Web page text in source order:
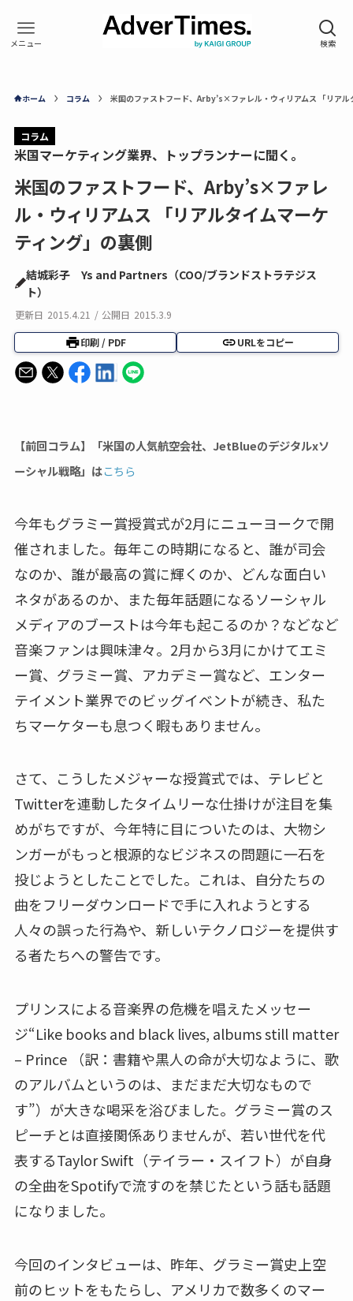
ホーム コラム 米国のファストフード、Arby’s×ファレル・ウィリアムス 「リアル
コラム
米国マーケティング業界、トップランナーに聞く。
米国のファストフード、Arby’s×ファレ
ル・ウィリアムス 「リアルタイムマーケ
ティング」の裏側
結城彩子 Ys and Partners（COO/ブランドストラテジス
ト）
更新日 2015.4.21 / 公開日 2015.3.9
印刷 / PDF URLをコピー
【前回コラム】「米国の人気航空会社、JetBlueのデジタルxソ
ーシャル戦略」はこちら
今年もグラミー賞授賞式が2月にニューヨークで開
催されました。毎年この時期になると、誰が司会
なのか、誰が最高の賞に輝くのか、どんな面白い
ネタがあるのか、また毎年話題になるソーシャル
メディアのブーストは今年も起こるのか？などなど
音楽ファンは興味津々。2月から3月にかけてエミ
ー賞、グラミー賞、アカデミー賞など、エンター
テイメント業界でのビッグイベントが続き、私た
ちマーケターも息つく暇もありません。
さて、こうしたメジャーな授賞式では、テレビと
Twitterを連動したタイムリーな仕掛けが注目を集
めがちですが、今年特に目についたのは、大物シ
ンガーがもっと根源的なビジネスの問題に一石を
投じようとしたことでした。これは、自分たちの
曲をフリーダウンロードで手に入れようとする
人々の誤った行為や、新しいテクノロジーを提供す
る者たちへの警告です。
プリンスによる音楽界の危機を唱えたメッセー
ジ“Like books and black lives, albums still matter
– Prince （訳：書籍や黒人の命が大切なように、歌
のアルバムというのは、まだまだ大切なもので
す”）が大きな喝采を浴びました。グラミー賞のス
ピーチとは直接関係ありませんが、若い世代を代
表するTaylor Swift（テイラー・スイフト）が自身
の全曲をSpotifyで流すのを禁じたという話も話題
になりました。
今回のインタビューは、昨年、グラミー賞史上空
前のヒットをもたらし、アメリカで数多くのマー